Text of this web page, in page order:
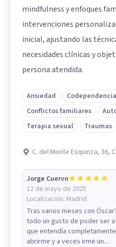
mindfulness y enfoques
intervenciones
inicial, ajustando las
necesidades clínicas y
persona atendida.
Ansiedad Codependencia
Conflictos familiares
Terapia sexual
Traumas
C. del Monte Esquinza, 36,
Jorge Cuervo
12 de mayo de 2025
Localización: Madrid
Tras varios meses con
todo un gusto de poder ser
que entendía
abrirme y a veces irme un...